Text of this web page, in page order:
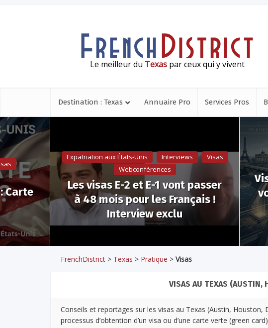
Le meilleur du Texaspar ceux qui y vivent
Destination : Texas Annuaire Pro Services Pros
Carte
Expatriation aux États-Unis Interviews
Visas
Webconférences
Les visas E-2 et E-1 vont passer
à 48 mois pour les Français !
Interview exclu
FrenchDistrict > Texas > Pratique > Visas
VISAS AU TEXAS (AUSTIN,
Conseils et reportages sur les visas au Texas (Austin, Houston,
processus d’obtention d’un visa ou d’une carte verte (green